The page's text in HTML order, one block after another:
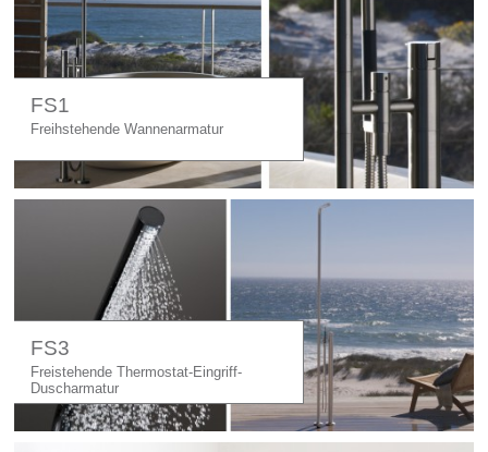
Unternehmen
FS1
Freihstehende Wannenarmatur
FS3
Freistehende Thermostat-Eingriff-
Duscharmatur